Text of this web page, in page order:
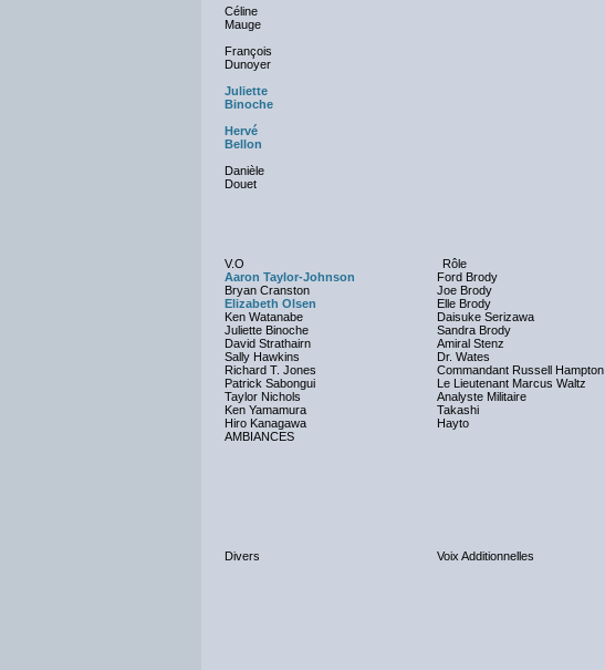
Céline
Mauge
François
Dunoyer
Juliette
Binoche
Hervé
Bellon
Danièle
Douet
V.O Rôle
Aaron Taylor-Johnson
Ford Brody
Bryan Cranston
Joe Brody
Elizabeth Olsen
Elle Brody
Ken Watanabe
Daisuke Serizawa
Juliette Binoche
Sandra Brody
David Strathairn
Amiral Stenz
Sally Hawkins
Dr. Wates
Richard T. Jones
Commandant Russell Hampton
Patrick Sabongui
Le Lieutenant Marcus Waltz
Taylor Nichols
Analyste Militaire
Ken Yamamura
Takashi
Hiro Kanagawa
Hayto
AMBIANCES
Divers Voix Additionnelles